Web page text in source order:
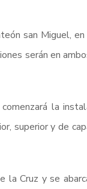
san Miguel, en
serán en
la
superior y de
la Cruz y se